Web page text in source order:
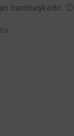
bambaşkadır. 🙂